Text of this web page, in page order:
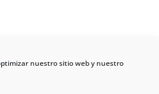
nuestro sitio web y nuestro